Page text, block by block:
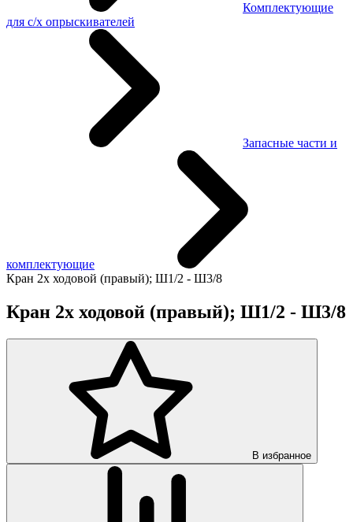
Комплектующие
для с/х опрыскивателей
Запасные части и
комплектующие
Кран 2х ходовой (правый); Ш1/2 - Ш3/8
Кран 2х ходовой (правый); Ш1/2 - Ш3/8
В избранное